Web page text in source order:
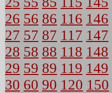
26 56 86 116 146
27 57 87 117 147
28 58 88 118 148
29 59 89 119 149
30 60 90 120 150